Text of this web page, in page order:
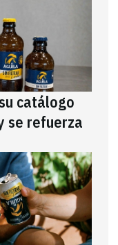
catálogo
se refuerza